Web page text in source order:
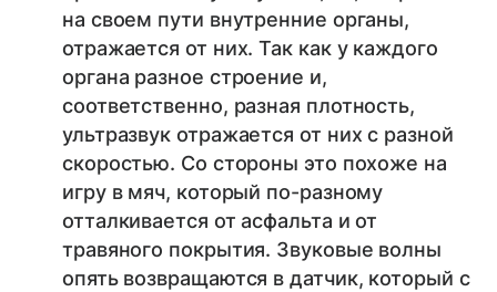
на своем пути внутренние органы,
отражается от них. Так как у каждого
органа разное строение и,
соответственно, разная плотность,
ультразвук отражается от них с разной
скоростью. Со стороны это похоже на
игру в мяч, который по-разному
отталкивается от асфальта и от
травяного покрытия. Звуковые волны
опять возвращаются в датчик, который с